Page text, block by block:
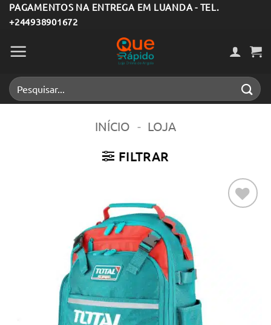
Skip
to
content
PAGAMENTOS NA ENTREGA EM LUANDA - TEL.
+244938901672
Pesquisar
por:
INÍCIO - LOJA
FILTRAR